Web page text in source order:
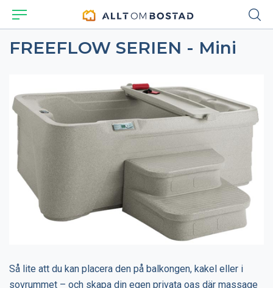
FREEFLOW SERIEN - Mini
Så lite att du kan placera den på balkongen, kakel eller i
sovrummet – och skapa din egen privata oas där massage